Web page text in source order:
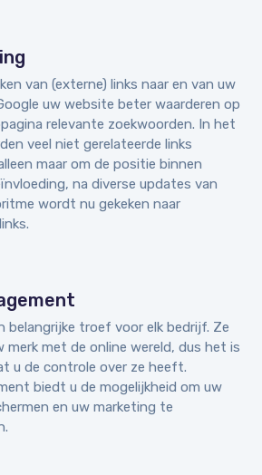
van (externe) links naar en van uw
uw website beter waarderen op
relevante zoekwoorden. In het
veel niet gerelateerde links
maar om de positie binnen
na diverse updates van
wordt nu gekeken naar
belangrijke troef voor elk bedrijf. Ze
merk met de online wereld, dus het is
u de controle over ze heeft.
biedt u de mogelijkheid om uw
en uw marketing te